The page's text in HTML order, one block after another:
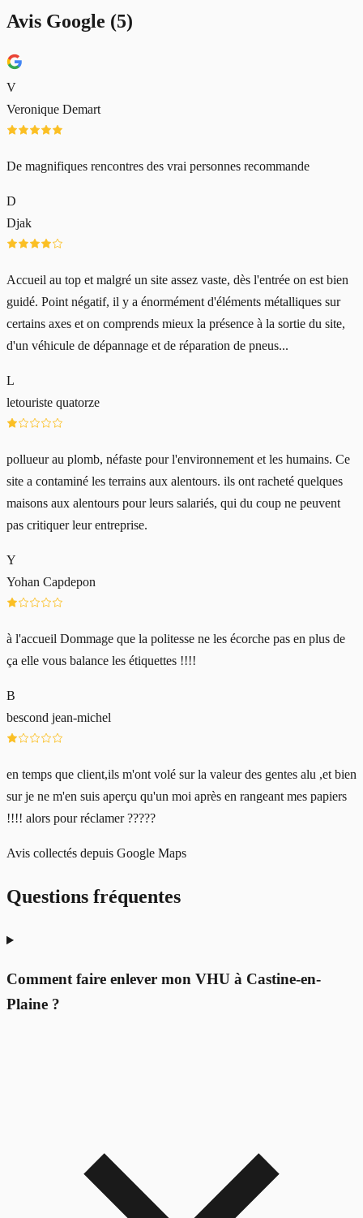
Avis Google (5)
V
Veronique Demart
De magnifiques rencontres des vrai personnes recommande
D
Djak
Accueil au top et malgré un site assez vaste, dès l'entrée on est bien
guidé. Point négatif, il y a énormément d'éléments métalliques sur
certains axes et on comprends mieux la présence à la sortie du site,
d'un véhicule de dépannage et de réparation de pneus...
L
letouriste quatorze
pollueur au plomb, néfaste pour l'environnement et les humains. Ce
site a contaminé les terrains aux alentours. ils ont racheté quelques
maisons aux alentours pour leurs salariés, qui du coup ne peuvent
pas critiquer leur entreprise.
Y
Yohan Capdepon
à l'accueil Dommage que la politesse ne les écorche pas en plus de
ça elle vous balance les étiquettes !!!!
B
bescond jean-michel
en temps que client,ils m'ont volé sur la valeur des gentes alu ,et bien
sur je ne m'en suis aperçu qu'un moi après en rangeant mes papiers
!!!! alors pour réclamer ?????
Avis collectés depuis Google Maps
Questions fréquentes
Comment faire enlever mon VHU à Castine-en-
Plaine ?